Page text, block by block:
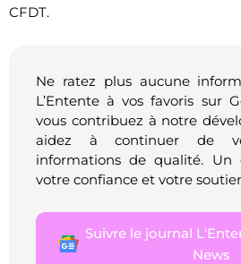
CFDT.
Ne ratez plus aucune
L’Entente à vos favoris sur
vous contribuez à notre
aidez à continuer de
informations de qualité. Un
votre confiance et votre
Suivre le journal
News